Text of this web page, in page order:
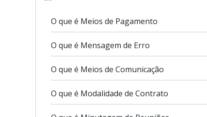
O que é Meios de Pagamento
O que é Mensagem de Erro
O que é Meios de Comunicação
O que é Modalidade de Contrato